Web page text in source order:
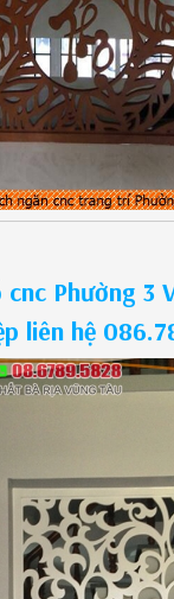
Phường 3
liên hệ